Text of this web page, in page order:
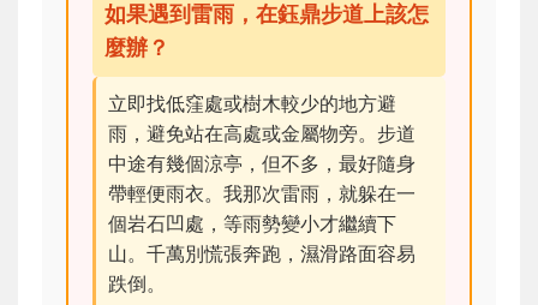
如果遇到雷雨，在鈺鼎步道上該怎
麼辦？
立即找低窪處或樹木較少的地方避
雨，避免站在高處或金屬物旁。步道
中途有幾個涼亭，但不多，最好隨身
帶輕便雨衣。我那次雷雨，就躲在一
個岩石凹處，等雨勢變小才繼續下
山。千萬別慌張奔跑，濕滑路面容易
跌倒。